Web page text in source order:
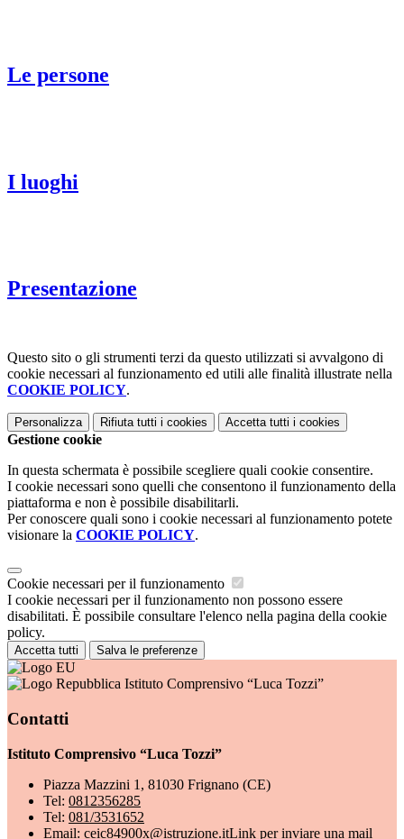
Le persone
I luoghi
Presentazione
Questo sito o gli strumenti terzi da questo utilizzati si avvalgono di
cookie necessari al funzionamento ed utili alle finalità illustrate nella
COOKIE POLICY.
Personalizza Rifiuta tutti i cookies Accetta tutti i cookies
Gestione cookie
In questa schermata è possibile scegliere quali cookie consentire.
I cookie necessari sono quelli che consentono il funzionamento della
piattaforma e non è possibile disabilitarli.
Per conoscere quali sono i cookie necessari al funzionamento potete
visionare la COOKIE POLICY.
Cookie necessari per il funzionamento
I cookie necessari per il funzionamento non possono essere
disabilitati. È possibile consultare l'elenco nella pagina della cookie
policy.
Accetta tutti Salva le preferenze
Istituto Comprensivo “Luca Tozzi”
Contatti
Istituto Comprensivo “Luca Tozzi”
Piazza Mazzini 1, 81030 Frignano (CE)
Tel: 0812356285
Tel: 081/3531652
Email: ceic84900x@istruzione.itLink per inviare una mail